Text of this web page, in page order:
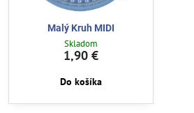
Malý Kruh MIDI
Skladom
1,90 €
Do košíka